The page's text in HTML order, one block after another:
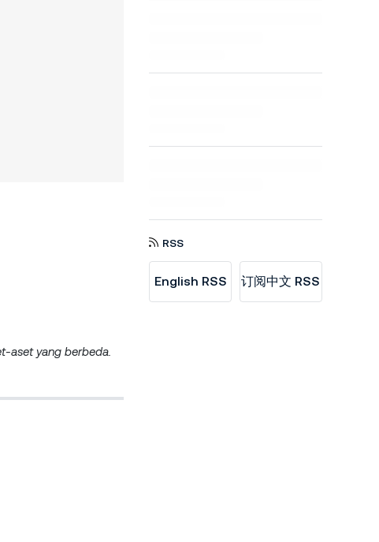
aset yang berbeda.
RSS
English RSS 订阅中文 RSS